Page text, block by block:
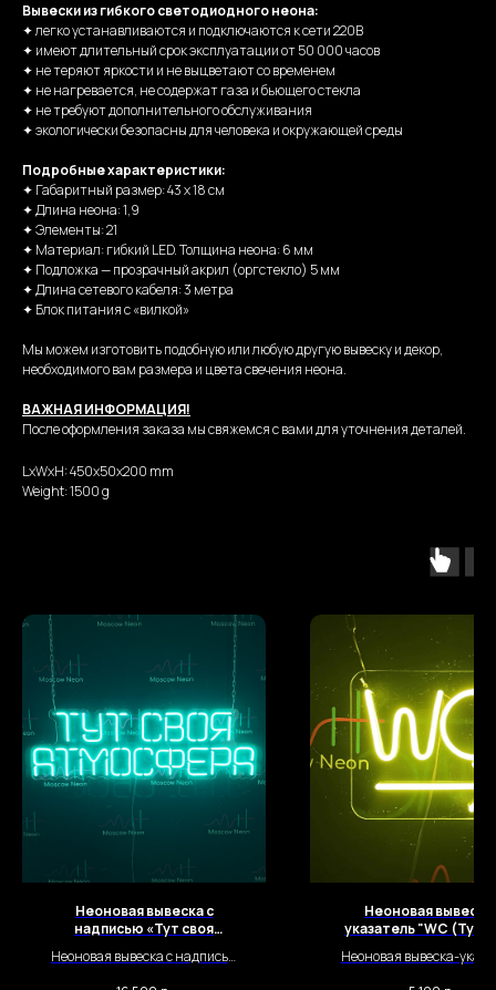
Вывески из гибкого светодиодного неона:
✦ легко устанавливаются и подключаются к сети 220В
✦ имеют длительный срок эксплуатации от 50 000 часов
✦ не теряют яркости и не выцветают со временем
✦ не нагревается, не содержат газа и бьющего стекла
✦ не требуют дополнительного обслуживания
✦ экологически безопасны для человека и окружающей среды
Подробные характеристики:
✦ Габаритный размер: 43 х 18 см
✦ Длина неона: 1,9
✦ Элементы: 21
✦ Материал: гибкий LED. Толщина неона: 6 мм
✦ Подложка — прозрачный акрил (оргстекло) 5 мм
✦ Длина сетевого кабеля: 3 метра
✦ Блок питания с «вилкой»
Мы можем изготовить подобную или любую другую вывеску и декор,
необходимого вам размера и цвета свечения неона.
ВАЖНАЯ ИНФОРМАЦИЯ!
После оформления заказа мы свяжемся с вами для уточнения деталей.
LxWxH: 450x50x200 mm
Weight: 1500 g
Неоновая вывеска с
надписью «Тут своя
Неоновая вывеска с надписью
Неоновая
указатель "WC
Неоновая вывеска-